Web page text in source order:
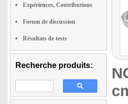
Expériences, Contributions
Forum de discussion
Résultats de tests
Recherche produits: